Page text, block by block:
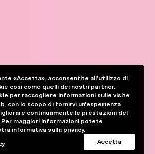
daulte
della privacy
«Accetta», acconsentite all’utilizzo di
così come quelli dei nostri partner.
per raccogliere informazioni sulle visite
con lo scopo di fornirvi un'esperienza
continuamente le prestazioni del
maggiori informazioni potete
informativa sulla privacy.
Accetta